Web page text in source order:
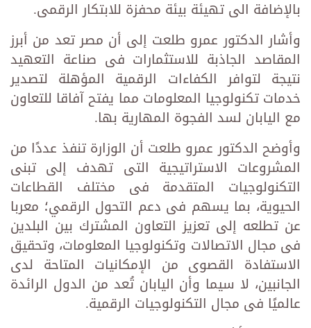
بالإضافة الى تهيئة بيئة محفزة للابتكار الرقمى.
وأشار الدكتور عمرو طلعت إلى أن مصر تعد من أبرز
المقاصد الجاذبة للاستثمارات فى صناعة التعهيد
نتيجة لتوافر الكفاءات الرقمية المؤهلة لتصدير
خدمات تكنولوجيا المعلومات مما يفتح آفاقا للتعاون
مع اليابان لسد الفجوة المهارية بها.
وأوضح الدكتور عمرو طلعت أن الوزارة تنفذ عددًا من
المشروعات الاستراتيجية التى تهدف إلى تبنى
التكنولوجيات المتقدمة فى مختلف القطاعات
الحيوية، بما يسهم فى دعم التحول الرقمي؛ معربا
عن تطلعه إلى تعزيز التعاون المشترك بين البلدين
فى مجال الاتصالات وتكنولوجيا المعلومات، وتحقيق
الاستفادة القصوى من الإمكانيات المتاحة لدى
الجانبين، لا سيما وأن اليابان تُعد من الدول الرائدة
عالميًا فى مجال التكنولوجيات الرقمية.